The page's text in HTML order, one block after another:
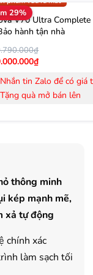
29%
V70 Ultra
hành tận nhà
tin Zalo để có giá
quà mở bán lên
kết hàng mới
đặt, HDSD tại nhà
Hà Nội, Hồ Chí Minh
- Vận chuyển Toàn Quốc.
hành 36 tháng
thông minh
kép mạnh mẽ,
xả tự động
chính xác
làm sạch tối